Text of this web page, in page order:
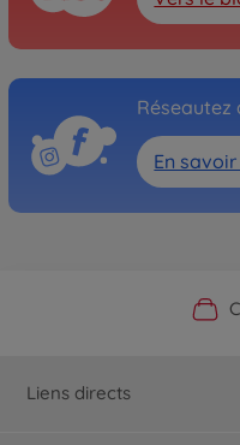
Réseautez
En
Liens directs